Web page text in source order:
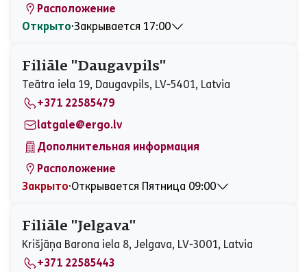
Расположение
Открыто⋅Закрывается 17:00
Вторник
08:30 - 17:00
Среда
08:30 - 17:00
Четверг
08:30 - 17:00
Пятница
08:30 - 17:00
Суббота
Закрыто
Воскресенье
Filiāle "Daugavpils"
Teātra iela 19, Daugavpils, LV-5401, Latvia
+371 22585479
latgale@ergo.lv
Дополнительная информация
Расположение
Закрыто⋅Открывается Пятница 09:00
Вторник
09:00 - 17:00
Среда
09:00 - 17:00
Четверг
09:00 - 17:00
Пятница
09:00 - 17:00
Filiāle "Jelgava"
Krišjāņa Barona iela 8, Jelgava, LV-3001, Latvia
+371 22585443